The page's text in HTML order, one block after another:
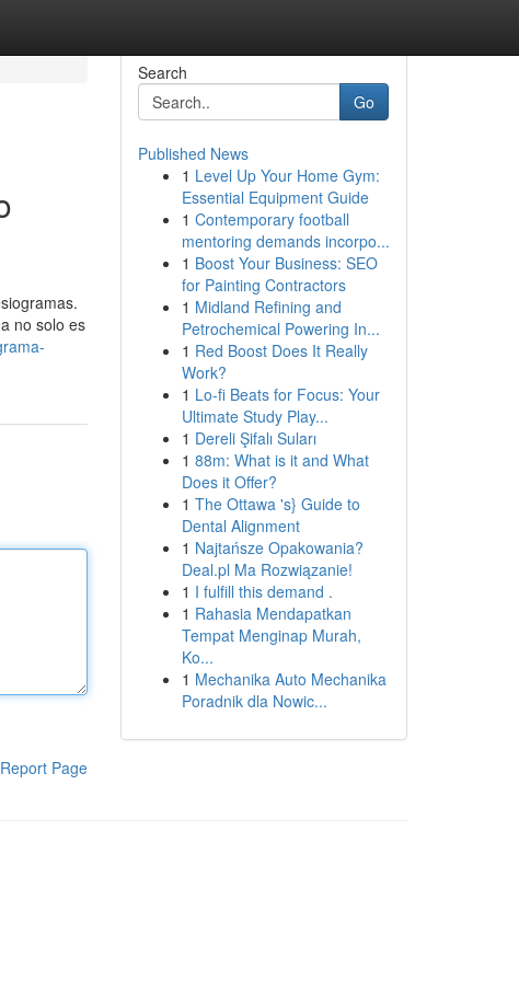
no solo es
Report Page
Search
Go
Published News
1 Level Up Your Home Gym:
Essential Equipment Guide
1 Contemporary football
mentoring demands incorpo...
1 Boost Your Business: SEO
for Painting Contractors
1 Midland Refining and
Petrochemical Powering In...
1 Red Boost Does It Really
Work?
1 Lo-fi Beats for Focus: Your
Ultimate Study Play...
1 Dereli Şifalı Suları
1 88m: What is it and What
Does it Offer?
1 The Ottawa 's} Guide to
Dental Alignment
1 Najtańsze Opakowania?
Deal.pl Ma Rozwiązanie!
1 I fulfill this demand .
1 Rahasia Mendapatkan
Tempat Menginap Murah,
Ko...
1 Mechanika Auto Mechanika
Poradnik dla Nowic...